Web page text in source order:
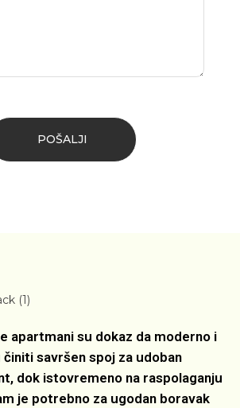
apartmani su dokaz da moderno i
savršen spoj za udoban
dok istovremeno na raspolaganju
je potrebno za ugodan boravak